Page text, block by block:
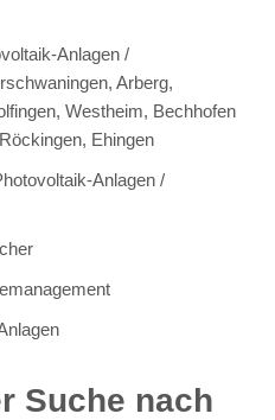
Anlagen /
Arberg,
Westheim, Bechhofen
Ehingen
Anlagen /
Suche nach